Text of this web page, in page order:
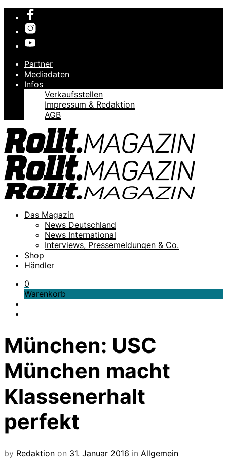
Partner
Mediadaten
Infos
Verkaufsstellen
Impressum & Redaktion
AGB
Das Magazin
News Deutschland
News International
Interviews, Pressemeldungen & Co.
Shop
Händler
0
Warenkorb
München: USC
München macht
Klassenerhalt
perfekt
by Redaktion on 31. Januar 2016 in Allgemein